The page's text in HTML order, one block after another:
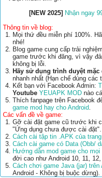
[NEW 2025] Nhận ngay
Thông tin về blog:
Mọi thứ đều miễn phí 100%.
nhé!
Blog game cung cấp trải
game trước khi đăng, vì vậy
không bị lỗi.
Hãy sử dụng trình duyệt mặc
nhanh nhất (Hạn chế dùng các
Kết bạn với Facebook Admin:
Youtube YEUAPK MOD nào
Thích fanpage trên Facebook
game mod hay cho Android.
Các vấn đề về game:
Gỡ cài đặt game cũ trước khi
"Ứng dụng chưa được cài đặt".
Cách cài tập tin .APK của trang
Cách cài game có Data (Obb/
Hướng dẫn mod game cho mọi
đời cao như Android 10, 11,
Cách chơi game Java (jar)
Android - Không bị buộc dừng).